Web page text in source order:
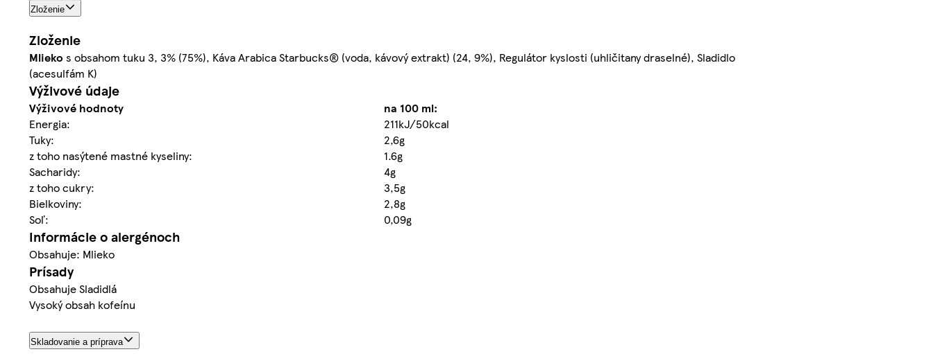
Zloženie
Zloženie
Mlieko s obsahom tuku 3, 3% (75%), Káva Arabica Starbucks® (voda, kávový extrakt) (24, 9%), Regulátor kyslosti (uhličitany draselné), Sladidlo
(acesulfám K)
Výživové údaje
Výživové hodnoty
na 100 ml:
Energia:
211kJ/50kcal
Tuky:
2,6g
z toho nasýtené mastné kyseliny:
1.6g
Sacharidy:
4g
z toho cukry:
3,5g
Bielkoviny:
2,8g
Soľ:
0,09g
Informácie o alergénoch
Obsahuje: Mlieko
Prísady
Obsahuje Sladidlá
Vysoký obsah kofeínu
Skladovanie a príprava